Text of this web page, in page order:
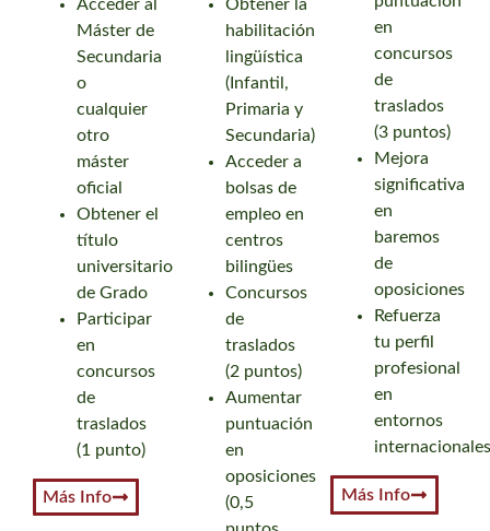
Acceder al
Máster de
Secundaria
o
cualquier
otro
máster
oficial
Obtener el
título
universitario
de Grado
Participar
en
concursos
de
traslados
(1 punto)
Más Info
Obtener la
habilitación
lingüística
(Infantil,
Primaria y
Secundaria)
Acceder a
bolsas de
empleo en
centros
bilingües
Concursos
de
traslados
(2 puntos)
Aumentar
puntuación
en
oposiciones
(0,5
en
concursos
de
traslados
(3 puntos)
Mejora
significativa
en
baremos
de
oposiciones
Refuerza
tu perfil
profesional
en
entornos
internacionales
Más Info